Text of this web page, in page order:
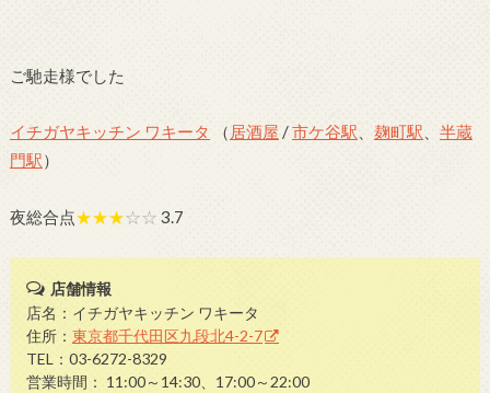
ご馳走様でした
イチガヤキッチン ワキータ （ 居酒屋 /市ケ谷駅 麹町駅
半蔵
門駅）
夜総合点★★★☆☆ 3.7
店舗情報
店名：イチガヤキッチン ワキータ
住所：東京都千代田区九段北4-2-7
TEL：03-6272-8329
営業時間： 11:00～14:30、17:00～22:00